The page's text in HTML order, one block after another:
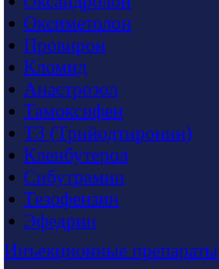
Оксиметолон
Провирон
Кломид
Анастрозол
Тамоксифен
T3 (Трийодтиронин)
Кленбутерол
Сибутрамин
Тезофензин
Эфедрин
Инъекционные препараты